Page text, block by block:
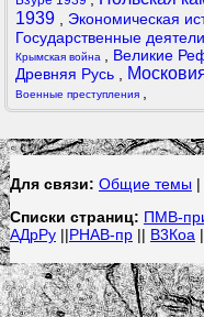
1939
Экономическая
Государственные деятели
Крымская война Великие
Древняя Русь
Военные преступления
Для связи: Общие темы |
Списки страниц: ПМВ-
АДрРу||РНАВ-пр|| В3Коа